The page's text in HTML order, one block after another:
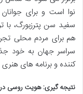
نوا است و برای
سفید سن پترزبورگ، با
هم برای مردم محلی
سراسر جهان به خود
کننده و برنامه های
نتیجه گیری: هویت روسی